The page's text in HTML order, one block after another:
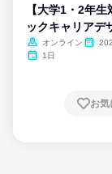
【大学1・2年
ックキャリアデ
ム
オンライン
1日
お気